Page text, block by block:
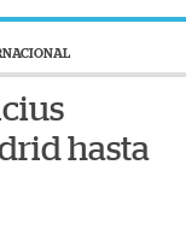
hasta